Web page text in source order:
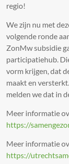
regio!
We zijn nu met
volgende ronde
ZonMw subsidie
participatiehub.
vorm krijgen, dat
maakt en
melden we dat in
Meer informatie
https://
Meer informatie
https://